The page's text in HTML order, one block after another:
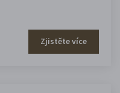
Zjistěte více